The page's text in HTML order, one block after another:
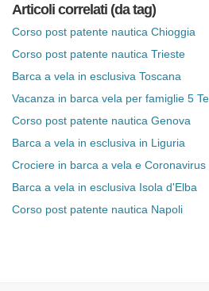
Articoli correlati (da tag)
Corso post patente nautica Chioggia
Corso post patente nautica Trieste
Barca a vela in esclusiva Toscana
Vacanza in barca vela per famiglie 5
Corso post patente nautica Genova
Barca a vela in esclusiva in Liguria
Crociere in barca a vela e Coronavirus
Barca a vela in esclusiva Isola d'Elba
Corso post patente nautica Napoli